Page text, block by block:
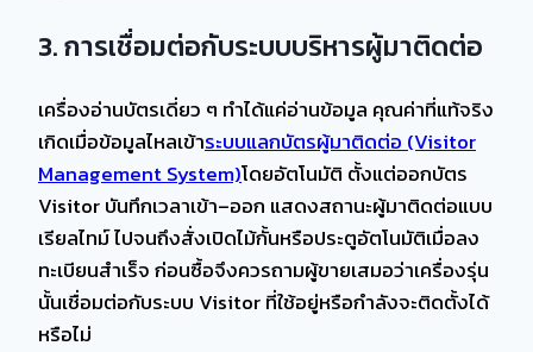
3. การเชื่อมต่อกับระบบบริหารผู้มาติดต่อ
เครื่องอ่านบัตรเดี่ยว ๆ ทำได้แค่อ่านข้อมูล คุณค่าที่แท้จริง
เกิดเมื่อข้อมูลไหลเข้าระบบแลกบัตรผู้มาติดต่อ (Visitor
Management System)โดยอัตโนมัติ ตั้งแต่ออกบัตร
Visitor บันทึกเวลาเข้า–ออก แสดงสถานะผู้มาติดต่อแบบ
เรียลไทม์ ไปจนถึงสั่งเปิดไม้กั้นหรือประตูอัตโนมัติเมื่อลง
ทะเบียนสำเร็จ ก่อนซื้อจึงควรถามผู้ขายเสมอว่าเครื่องรุ่น
นั้นเชื่อมต่อกับระบบ Visitor ที่ใช้อยู่หรือกำลังจะติดตั้งได้
หรือไม่